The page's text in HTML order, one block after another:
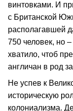
винтовками. И
с Британской
располагавшей
750 человек, но
хватило, чтоб
англичан в род
Не успев к
историческую
колониализма.